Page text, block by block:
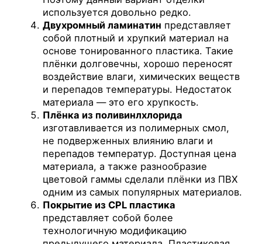
используется довольно редко.
Двухромный ламинатин представляет
собой плотный и хрупкий материал на
основе тонированного пластика. Такие
плёнки долговечны, хорошо переносят
воздействие влаги, химических веществ
и перепадов температуры. Недостаток
материала — это его хрупкость.
Плёнка из поливинлхлорида
изготавливается из полимерных смол,
не подверженных влиянию влаги и
перепадов температур. Доступная цена
материала, а также разнообразие
цветовой гаммы сделали плёнки из ПВХ
одним из самых популярных материалов.
Покрытие из CPL пластика
представляет собой более
технологичную модификацию